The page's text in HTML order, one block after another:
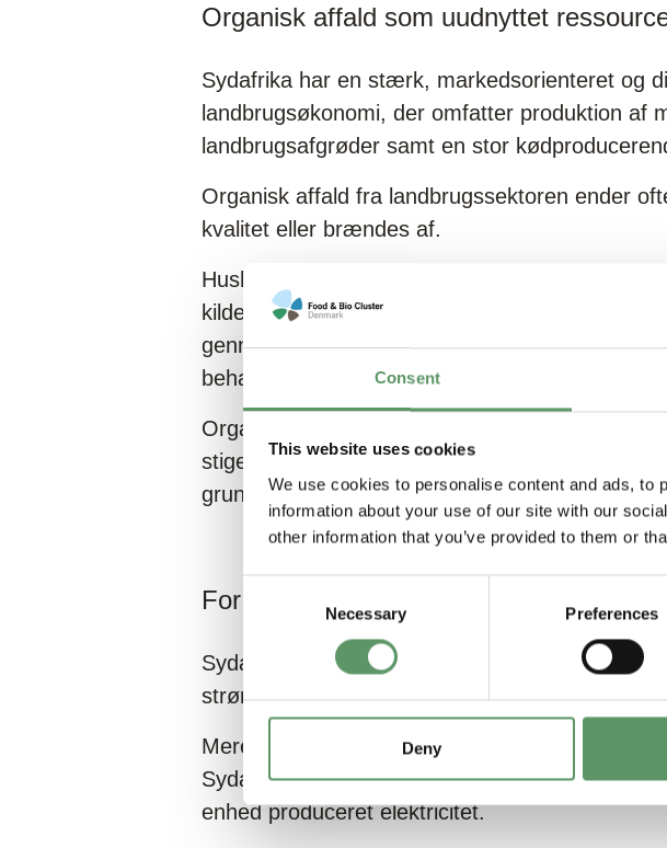
Consent
This website uses cookies
We use cookies to personalise content and ads, to
information about your use of our site with our
other information that you’ve provided to them or
Necessary Preferences
Deny
Organisk affald som uudnyttet
Sydafrika har en stærk, markedsorienteret og
landbrugsøkonomi, der omfatter produktion af
landbrugsafgrøder samt en stor
Organisk affald fra landbrugssektoren ender
kvalitet eller brændes af.
Husholdningsaffald indsamles relativt effektivt i
kildesorteres affaldet eller eftersorteres af den
gennemgår husholdningsaffaldet for det meste
behandling og ender for størstedelen på deponi.
Organisk affald er dermed en underudnyttet
stigende grad miljøproblemer ved forurening af
grundvand.
For lidt - og for sort - energi
Sydafrika står midt i en energikrise, da landet
strøm.
Mere end 80 procent af landets energimix
Sydafrika til det land i verden, der har den
enhed produceret elektricitet.